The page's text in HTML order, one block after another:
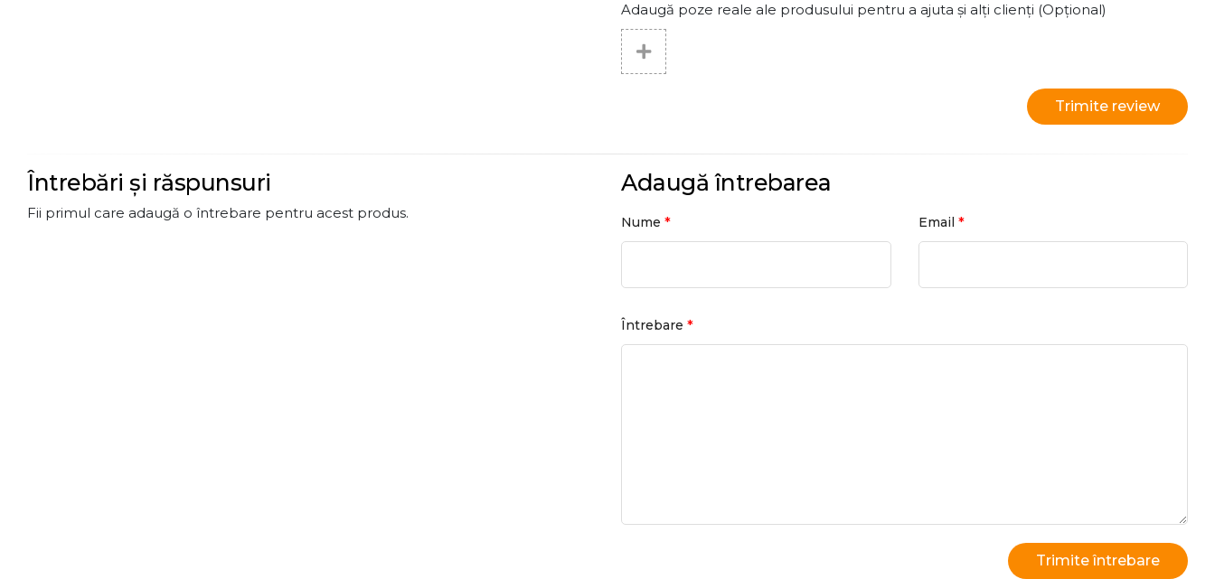
Adaugă poze reale ale produsului pentru a ajuta și alți clienți (Opțional)
Trimite review
Întrebări și răspunsuri
Fii primul care adaugă o întrebare pentru acest produs.
Adaugă întrebarea
Nume * Email *
Întrebare *